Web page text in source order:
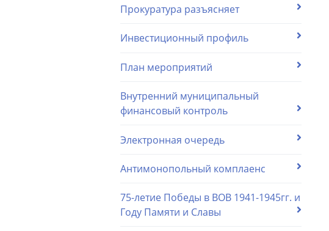
Прокуратура разъясняет
Инвестиционный профиль
План мероприятий
Внутренний муниципальный
финансовый контроль
Электронная очередь
Антимонопольный комплаенс
75-летие Победы в ВОВ 1941-1945гг. и
Году Памяти и Славы